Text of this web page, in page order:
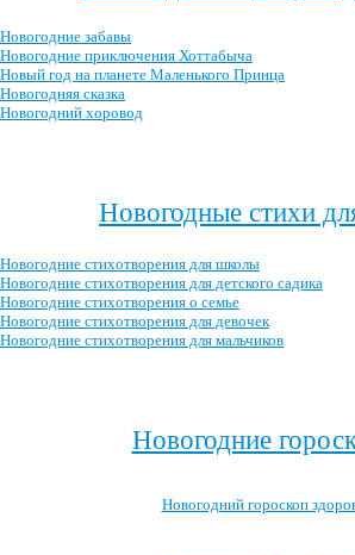
Новогодние забавы
Новогодние приключения Хоттабыча
Новый год на планете Маленького Принца
Новогодняя сказка
Новогодний хоровод
Новогодные стихи
Новогодние стихотворения для школы
Новогодние стихотворения для детского садика
Новогодние стихотворения о семье
Новогодние стихотворения для девочек
Новогодние стихотворения для мальчиков
Новогодние
Новогодний гороскоп